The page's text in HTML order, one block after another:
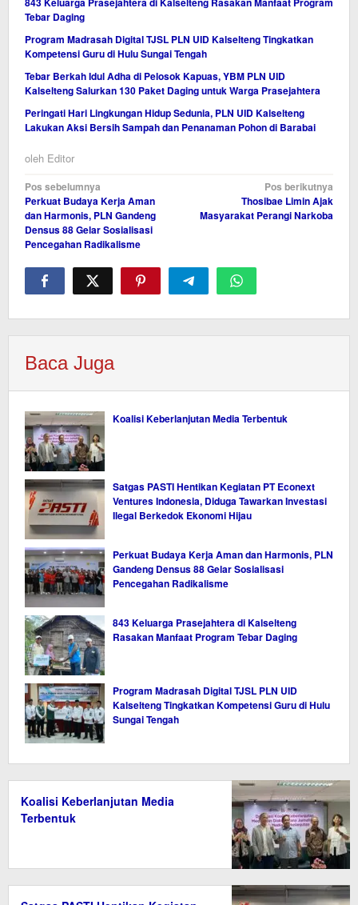
Tebar Daging
Program Madrasah Digital TJSL PLN UID Kalselteng Tingkatkan
Kompetensi Guru di Hulu Sungai Tengah
Tebar Berkah Idul Adha di Pelosok Kapuas, YBM PLN UID
Kalselteng Salurkan 130 Paket Daging untuk Warga Prasejahtera
Peringati Hari Lingkungan Hidup Sedunia, PLN UID Kalselteng
Lakukan Aksi Bersih Sampah dan Penanaman Pohon di Barabai
oleh Editor
Navigasi
pos
Pos sebelumnya
Perkuat Budaya Kerja Aman
dan Harmonis, PLN Gandeng
Densus 88 Gelar Sosialisasi
Pencegahan Radikalisme
Pos berikutnya
Thosibae Limin Ajak
Masyarakat Perangi Narkoba
Baca Juga
Koalisi Keberlanjutan Media Terbentuk
Satgas PASTI Hentikan Kegiatan PT Econext
Ventures Indonesia, Diduga Tawarkan Investasi
Ilegal Berkedok Ekonomi Hijau
Perkuat Budaya Kerja Aman dan Harmonis, PLN
Gandeng Densus 88 Gelar Sosialisasi
Pencegahan Radikalisme
843 Keluarga Prasejahtera di Kalselteng
Rasakan Manfaat Program Tebar Daging
Program Madrasah Digital TJSL PLN UID
Kalselteng Tingkatkan Kompetensi Guru di Hulu
Sungai Tengah
Koalisi Keberlanjutan Media
Terbentuk